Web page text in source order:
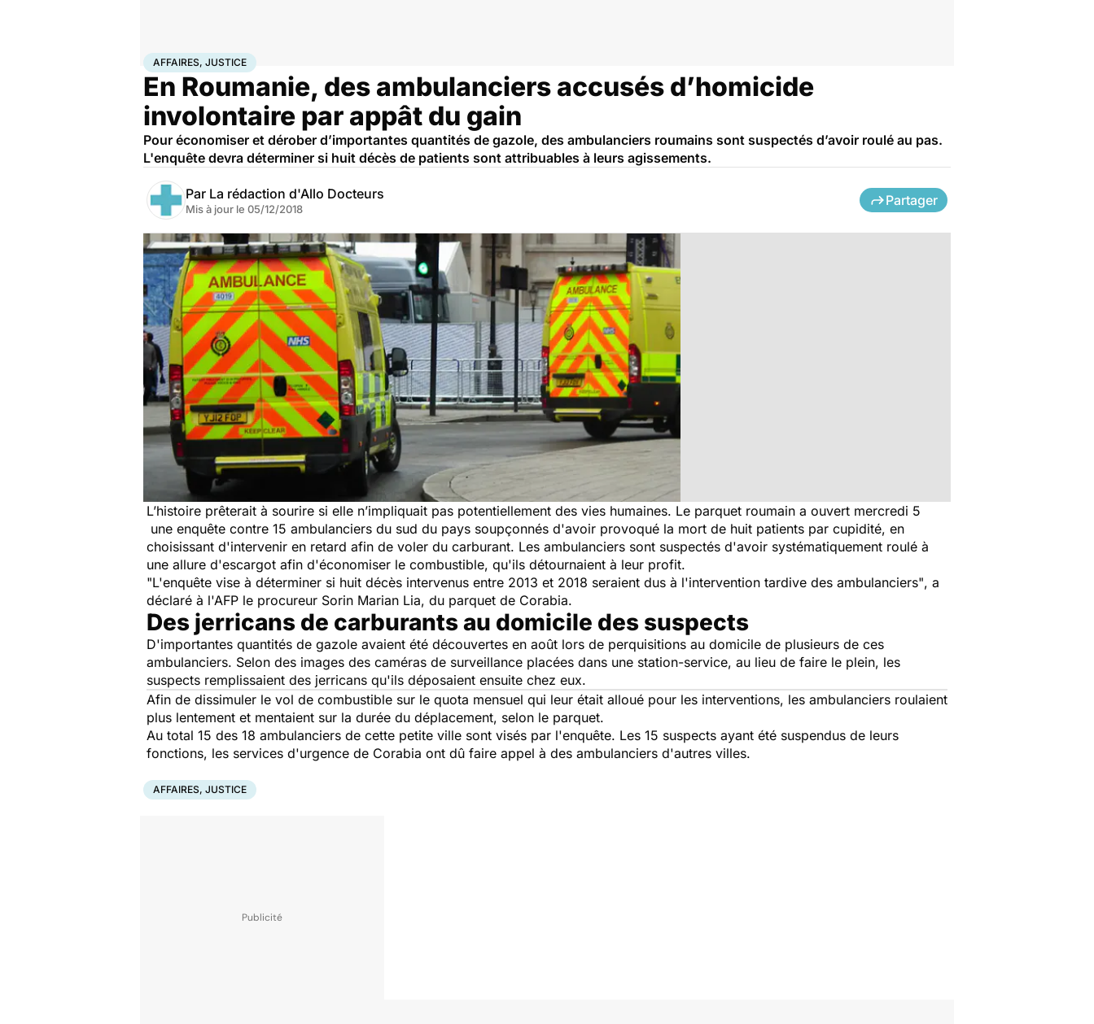
AccueilSanté SociétéJustice
AFFAIRES, JUSTICE
En Roumanie, des ambulanciers accusés d’homicide
involontaire par appât du gain
Pour économiser et dérober d’importantes quantités de gazole, des ambulanciers roumains sont suspectés d’avoir roulé au pas.
L'enquête devra déterminer si huit décès de patients sont attribuables à leurs agissements.
Par La rédaction d'Allo Docteurs
Mis à jour le 05/12/2018
Partager
L’histoire prêterait à sourire si elle n’impliquait pas potentiellement des vies humaines. Le parquet roumain a ouvert mercredi 5
une enquête contre 15 ambulanciers du sud du pays soupçonnés d'avoir provoqué la mort de huit patients par cupidité, en
choisissant d'intervenir en retard afin de voler du carburant. Les ambulanciers sont suspectés d'avoir systématiquement roulé à
une allure d'escargot afin d'économiser le combustible, qu'ils détournaient à leur profit.
"L'enquête vise à déterminer si huit décès intervenus entre 2013 et 2018 seraient dus à l'intervention tardive des ambulanciers", a
déclaré à l'AFP le procureur Sorin Marian Lia, du parquet de Corabia.
Des jerricans de carburants au domicile des suspects
D'importantes quantités de gazole avaient été découvertes en août lors de perquisitions au domicile de plusieurs de ces
ambulanciers. Selon des images des caméras de surveillance placées dans une station-service, au lieu de faire le plein, les
suspects remplissaient des jerricans qu'ils déposaient ensuite chez eux.
Afin de dissimuler le vol de combustible sur le quota mensuel qui leur était alloué pour les interventions, les ambulanciers roulaient
plus lentement et mentaient sur la durée du déplacement, selon le parquet.
Au total 15 des 18 ambulanciers de cette petite ville sont visés par l'enquête. Les 15 suspects ayant été suspendus de leurs
fonctions, les services d'urgence de Corabia ont dû faire appel à des ambulanciers d'autres villes.
AFFAIRES, JUSTICE